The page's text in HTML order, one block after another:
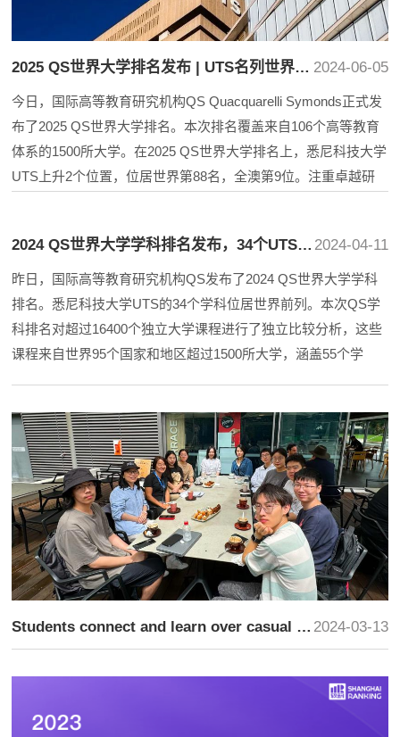
2024-06-05
2025 QS世界大学排名发布 | UTS名列世界第88位
今日，国际高等教育研究机构QS Quacquarelli Symonds正式发
布了2025 QS世界大学排名。本次排名覆盖来自106个高等教育
体系的1500所大学。在2025 QS世界大学排名上，悉尼科技大学
UTS上升2个位置，位居世界第88名，全澳第9位。注重卓越研
可持续发展方面，UTS上升了29位，位居世界第43位。在学术
声誉方面，UTS也持...
2024-04-11
2024 QS世界大学学科排名发布，34个UTS学科位居全球前列
昨日，国际高等教育研究机构QS发布了2024 QS世界大学学科
排名。悉尼科技大学UTS的34个学科位居世界前列。本次QS学
科排名对超过16400个独立大学课程进行了独立比较分析，这些
课程来自世界95个国家和地区超过1500所大学，涵盖55个学
的27个有所增加。其中包括14个进入世界排名前100位的学科。
它们是：护理学 – 全...
2024-03-13
Students connect and learn over casual meet ups